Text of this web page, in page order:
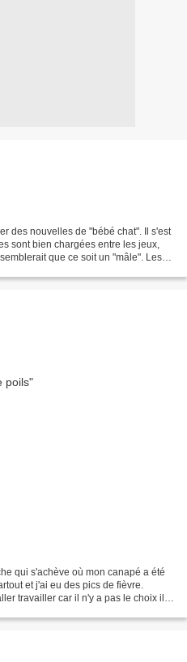
des nouvelles de "bébé chat". Il s'est
sont bien chargées entre les jeux,
que ce soit un "mâle". Les
qui s'achève où mon canapé a été
et j'ai eu des pics de fièvre.
travailler car il n'y a pas le choix il